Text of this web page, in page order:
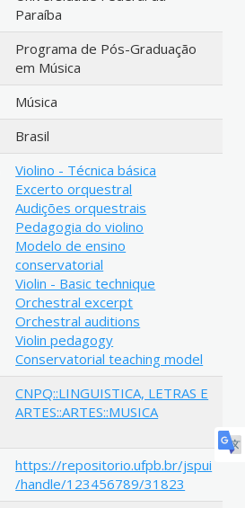
Paraíba
Programa de Pós-Graduação
em Música
Música
Brasil
Violino - Técnica básica
Excerto orquestral
Audições orquestrais
Pedagogia do violino
Modelo de ensino
conservatorial
Violin - Basic technique
Orchestral excerpt
Orchestral auditions
Violin pedagogy
Conservatorial teaching model
CNPQ::LINGUISTICA, LETRAS E
ARTES::ARTES::MUSICA
https://repositorio.ufpb.br/jspui
/handle/123456789/31823